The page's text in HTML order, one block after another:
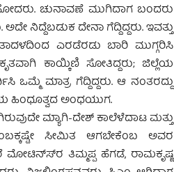
ಚುನಾವಣೆ ಮುಗಿದಾಗ ಬಂದರು
ನಿದ್ದೆಬಡುಕ ದೇನಾ ಗೆದ್ದಿದ್ದರು. ಇವತ್ತು
ಎರಡೆರಡು ಬಾರಿ ಮುಗ್ಗರಿಸಿ
ಕಾಯ್ಕಿಣಿ ಸೋತಿದ್ದರು; ಜಿಲ್ಲೆಯ
ಒಮ್ಮೆ ಮಾತ್ರ ಗೆದ್ದಿದ್ದರು. ಆ ನಂತರದ್ದು
ಹಿಂಧೂತ್ವದ ಅಂಧಯುಗ.
ಮ್ಯಾಗಿ-ದೇಶ್ ಕಾಲೆಳೆದಾಟ ಮತ್ತು
ಸೀಮಿತ ಆಗಬೇಕೆಂಬ ಅವರ
ತಿಮ್ಮಪ್ಪ ಹೆಗಡೆ, ರಾಮಕೃಷ್ಣ